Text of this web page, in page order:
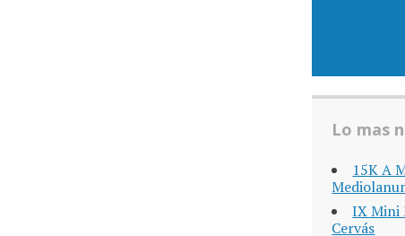
Lo mas
15K A
IX Mini
Cervás